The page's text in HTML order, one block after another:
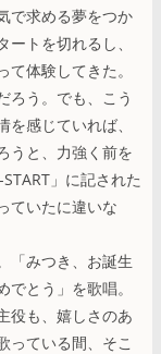
で求める夢をつか
トを切れるし、
体験してきた。
ろう。でも、こう
感じていれば、
うと、力強く前を
」に記された
ていたに違いな
「みつき、お誕生
とう」を歌唱。
役も、嬉しさのあ
っている間、そこ